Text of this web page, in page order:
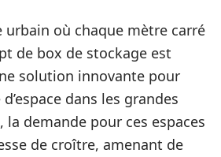
urbain où chaque mètre carré
de box de stockage est
solution innovante pour
dans les grandes
la demande pour ces espaces
de croître, amenant de